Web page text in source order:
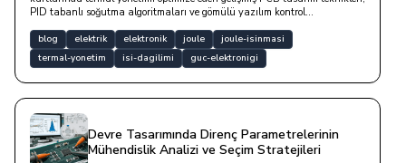
PID tabanlı soğutma algoritmaları ve gömülü yazılım kontrol
blog elektrik elektronik joule
joule-isinmasi
termal-yonetim
isi-dagilimi guc-elektronigi
Devre Tasarımında Direnç Parametrelerinin
Mühendislik Analizi ve Seçim Stratejileri